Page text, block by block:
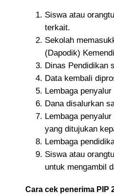
Siswa atau
terkait.
Sekolah
(Dapodik)
Dinas Pendidikan
Data kembali
Lembaga
Dana disalurkan
Lembaga
yang ditujukan
Lembaga
Siswa atau
untuk mengambil
Cara cek penerima PIP